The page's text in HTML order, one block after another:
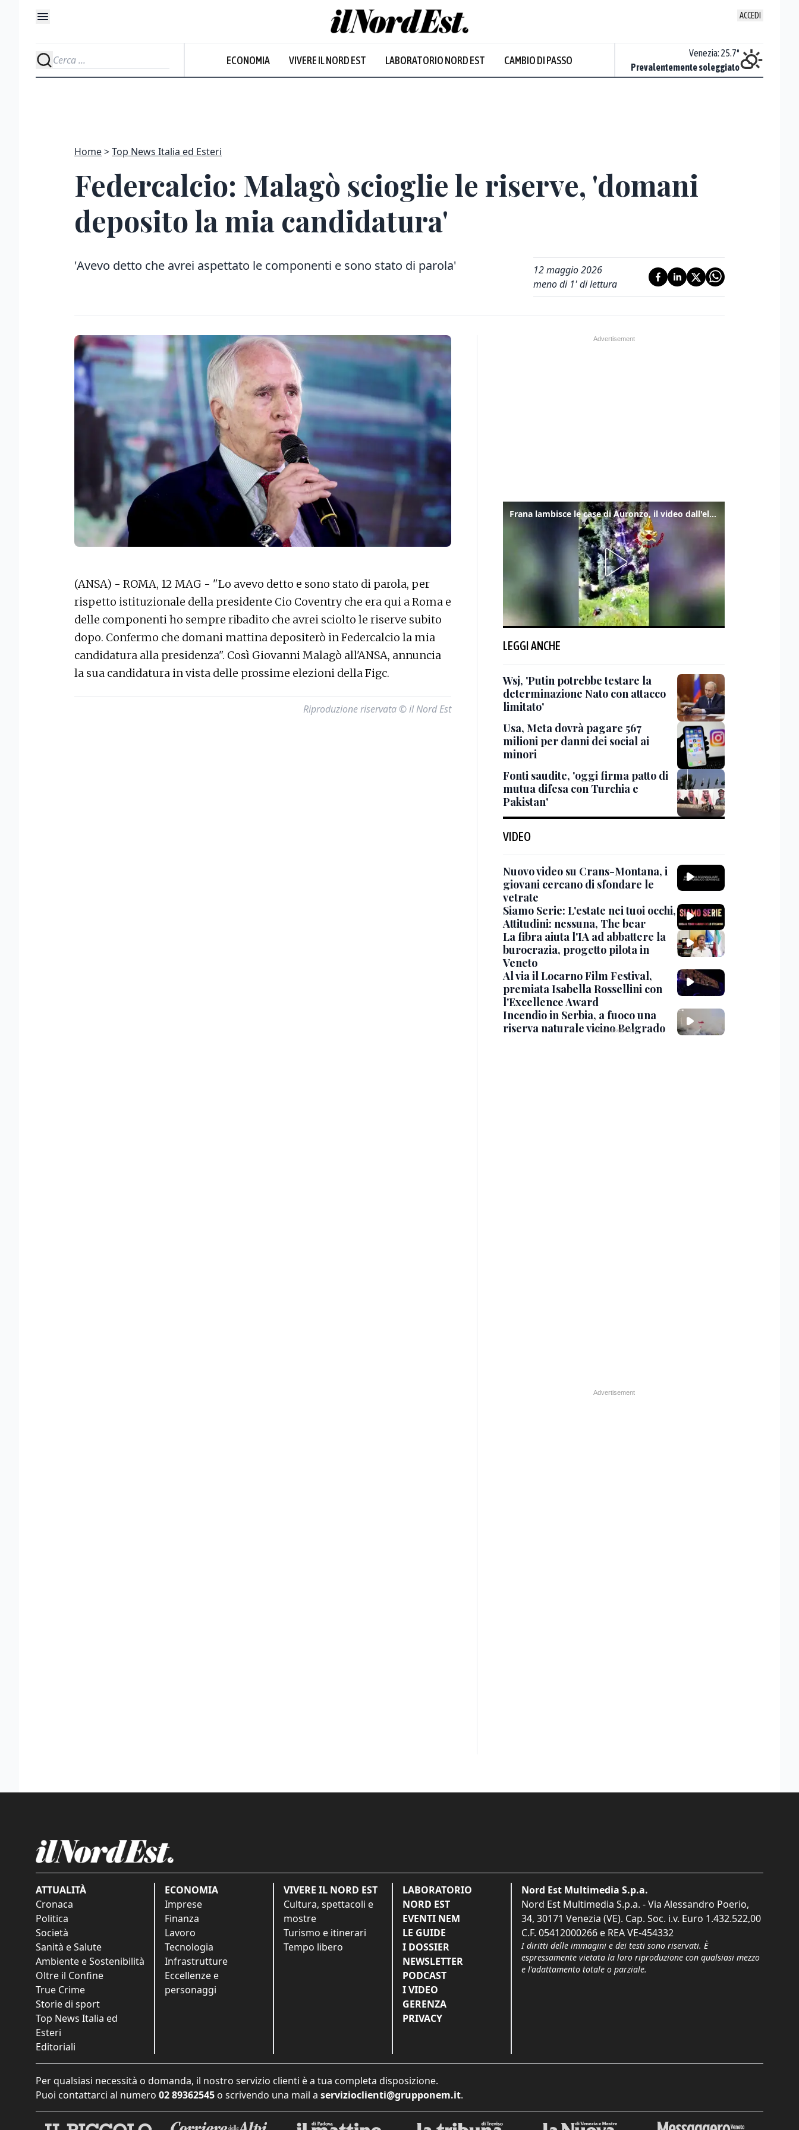
ACCEDI
ECONOMIA VIVERE IL NORD EST LABORATORIO NORD EST CAMBIO DI PASSO
Piovoso
Venezia: 25.7°
Prevalentemente soleggiato
Home Top News Italia ed Esteri
Federcalcio: Malagò scioglie le riserve, 'domani
deposito la mia candidatura'
'Avevo detto che avrei aspettato le componenti e sono stato di parola'
12 maggio 2026
meno di 1' di lettura
(ANSA) - ROMA, 12 MAG - "Lo avevo detto e sono stato di parola, per
rispetto istituzionale della presidente Cio Coventry che era qui a Roma e
delle componenti ho sempre ribadito che avrei sciolto le riserve subito
dopo. Confermo che domani mattina depositerò in Federcalcio la mia
candidatura alla presidenza". Così Giovanni Malagò all'ANSA, annuncia
la sua candidatura in vista delle prossime elezioni della Figc.
Riproduzione riservata © il Nord Est
Frana lambisce le case di Auronzo, il video dall'elicottero dei vigili del fuoco
LEGGI ANCHE
Wsj, 'Putin potrebbe testare la
determinazione Nato con attacco
limitato'
Usa, Meta dovrà pagare 567
milioni per danni dei social ai
minori
Fonti saudite, 'oggi firma patto di
mutua difesa con Turchia e
Pakistan'
VIDEO
Nuovo video su Crans-Montana, i
giovani cercano di sfondare le
vetrate
Siamo Serie: L'estate nei tuoi occhi,
Attitudini: nessuna, The bear
La fibra aiuta l'IA ad abbattere la
burocrazia, progetto pilota in
Veneto
Al via il Locarno Film Festival,
premiata Isabella Rossellini con
l'Excellence Award
Incendio in Serbia, a fuoco una
riserva naturale vicino Belgrado
ATTUALITÀ
Cronaca
Politica
Società
Sanità e Salute
Ambiente e Sostenibilità
Oltre il Confine
True Crime
Storie di sport
Top News Italia ed
Esteri
Editoriali
ECONOMIA
Imprese
Finanza
Lavoro
Tecnologia
Infrastrutture
Eccellenze e
personaggi
VIVERE IL NORD EST
Cultura, spettacoli e
mostre
Turismo e itinerari
Tempo libero
LABORATORIO
NORD EST
EVENTI NEM
LE GUIDE
I DOSSIER
NEWSLETTER
PODCAST
I VIDEO
GERENZA
PRIVACY
Nord Est Multimedia S.p.a.
Nord Est Multimedia S.p.a. - Via Alessandro Poerio,
34, 30171 Venezia (VE). Cap. Soc. i.v. Euro 1.432.522,00
C.F. 05412000266 e REA VE-454332
I diritti delle immagini e dei testi sono riservati. È
espressamente vietata la loro riproduzione con qualsiasi mezzo
e l'adattamento totale o parziale.
Per qualsiasi necessità o domanda, il nostro servizio clienti è a tua completa disposizione.
Puoi contattarci al numero 02 89362545 o scrivendo una mail a servizioclienti@grupponem.it.